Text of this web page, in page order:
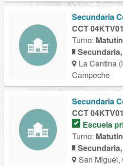
Secundaria
CCT
Turno:
La Cantina
Campeche
Secundaria
CCT
Escuela
Turno:
San Miguel,